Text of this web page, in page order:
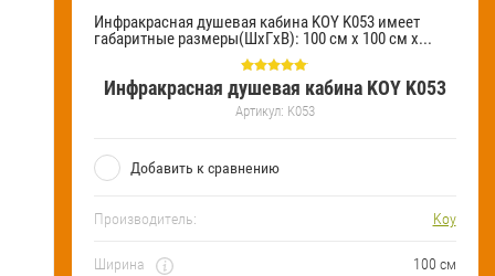
Инфракрасная душевая кабина KOY K053 имеет
габаритные размеры(ШхГхВ): 100 см х 100 см х...
Инфракрасная душевая кабина KOY K053
Артикул: K053
Добавить к сравнению
Производитель: Koy
Ширина 100 см